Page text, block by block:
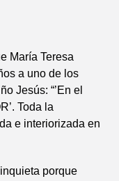
María Teresa
a uno de los
Jesús: “’En el
Toda la
e interiorizada en
porque